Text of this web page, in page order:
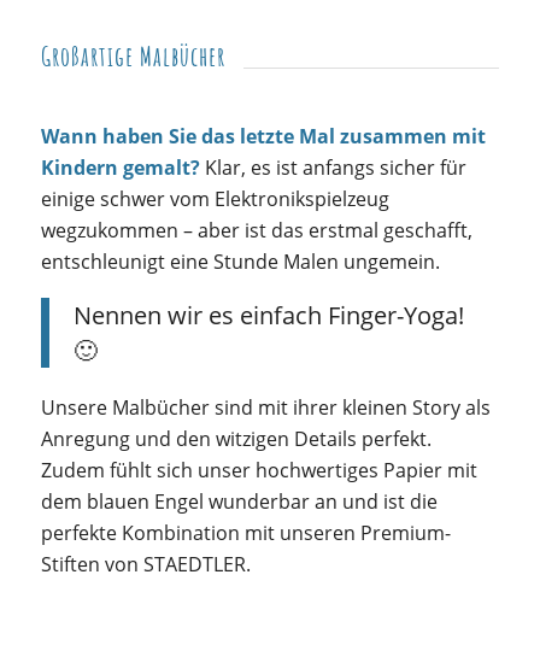
Großartige Malbücher
Wann haben Sie das letzte Mal zusammen mit
Kindern gemalt?Klar, es ist anfangs sicher für
einige schwer vom Elektronikspielzeug
wegzukommen – aber ist das erstmal geschafft,
entschleunigt eine Stunde Malen ungemein.
Nennen wir es einfach Finger-Yoga!
🙂
Unsere Malbücher sind mit ihrer kleinen Story als
Anregung und den witzigen Details perfekt.
Zudem fühlt sich unser hochwertiges Papier mit
dem blauen Engel wunderbar an und ist die
perfekte Kombination mit unseren Premium-
Stiften von STAEDTLER.